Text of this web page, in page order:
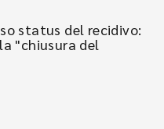
status del recidivo:
"chiusura del